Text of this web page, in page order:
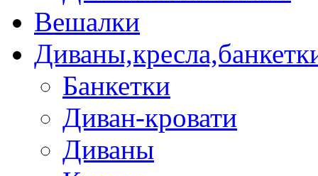
Вешалки
Банкетки
Диван-кровати
Диваны